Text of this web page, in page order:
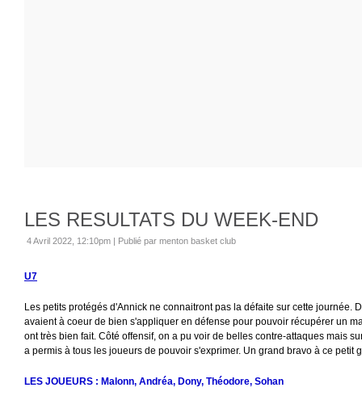
LES RESULTATS DU WEEK-END
4 Avril 2022, 12:10pm | Publié par menton basket club
U7
Les petits protégés d'Annick ne connaitront pas la défaite sur cette journée.
avaient à coeur de bien s'appliquer en défense pour pouvoir récupérer un
ont très bien fait. Côté offensif, on a pu voir de belles contre-attaques mais
a permis à tous les joueurs de pouvoir s'exprimer. Un grand bravo à ce petit
LES JOUEURS : Malonn, Andréa, Dony, Théodore, Sohan